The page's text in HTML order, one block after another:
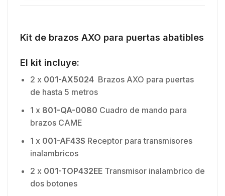
Kit de brazos AXO para puertas abatibles
El kit incluye:
2 x 001-AX5024 Brazos AXO para puertas
de hasta 5 metros
1 x 801-QA-0080 Cuadro de mando para
brazos CAME
1 x 001-AF43S Receptor para transmisores
inalambricos
2 x 001-TOP432EE Transmisor inalambrico de
dos botones